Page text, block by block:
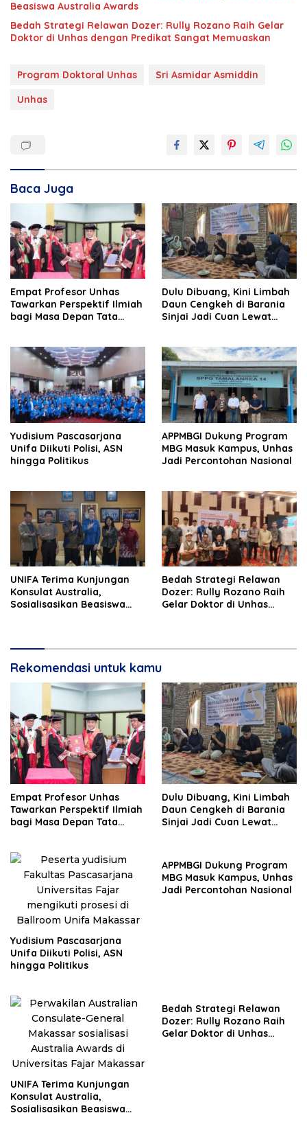
Beasiswa Australia Awards
Bedah Strategi Relawan Dozer: Rully Rozano Raih Gelar
Doktor di Unhas dengan Predikat Sangat Memuaskan
Program Doktoral Unhas
Sri Asmidar Asmiddin
Unhas
Baca Juga
Empat Profesor Unhas
Tawarkan Perspektif Ilmiah
bagi Masa Depan Tata
Dulu Dibuang, Kini Limbah
Daun Cengkeh di Barania
Sinjai Jadi Cuan Lewat
Yudisium Pascasarjana
Unifa Diikuti Polisi, ASN
hingga Politikus
APPMBGI Dukung Program
MBG Masuk Kampus, Unhas
Jadi Percontohan Nasional
UNIFA Terima Kunjungan
Konsulat Australia,
Sosialisasikan Beasiswa
Bedah Strategi Relawan
Dozer: Rully Rozano Raih
Gelar Doktor di Unhas
Rekomendasi untuk kamu
Empat Profesor Unhas
Tawarkan Perspektif Ilmiah
bagi Masa Depan Tata
Dulu Dibuang, Kini Limbah
Daun Cengkeh di Barania
Sinjai Jadi Cuan Lewat
Yudisium Pascasarjana
Unifa Diikuti Polisi, ASN
hingga Politikus
APPMBGI Dukung Program
MBG Masuk Kampus, Unhas
Jadi Percontohan Nasional
UNIFA Terima Kunjungan
Konsulat Australia,
Sosialisasikan Beasiswa
Bedah Strategi Relawan
Dozer: Rully Rozano Raih
Gelar Doktor di Unhas